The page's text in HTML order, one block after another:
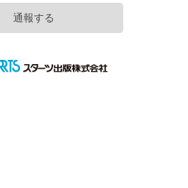
通報する